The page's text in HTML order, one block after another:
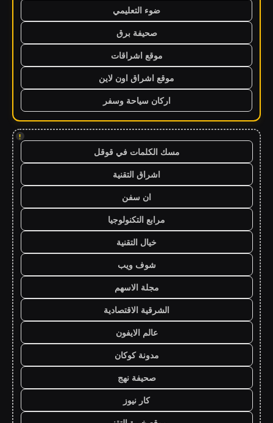
ضوء التعليمي
صحيفة برق
موقع اشراقات
موقع اشراق اون لاين
اركان سياحة وسفر
!
مسك الكلمات في قوقل
اشراق التقنية
ان سفن
مرابع التكنولوجيا
خيال التقنية
شوف ويب
مجلة الاسهم
الشرقية الاقتصادية
عالم الايفون
مدونة كوكان
صحيفة نهج
كار نيوز